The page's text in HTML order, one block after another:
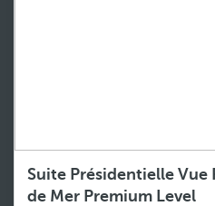
Suite Présidentielle Vue
de Mer Premium Level